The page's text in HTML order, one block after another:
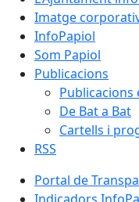
Imatge
InfoPapiol
Som Papiol
Publicacions
Publicacions
De Bat a Bat
Cartells i
RSS
Portal de